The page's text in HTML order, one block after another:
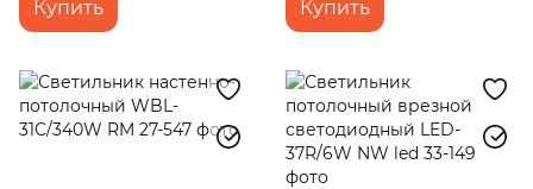
Купить Купить